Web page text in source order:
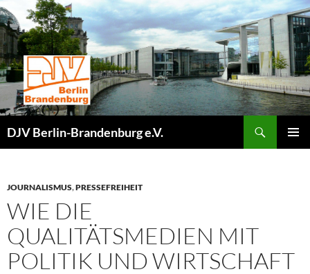
Zum
Inhalt
springen
DJV Berlin-Brandenburg e.V.
JOURNALISMUS,PRESSEFREIHEIT
WIE DIE
QUALITÄTSMEDIEN MIT
POLITIK UND WIRTSCHAFT